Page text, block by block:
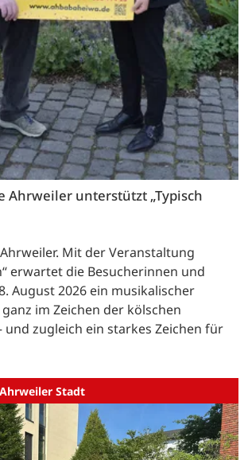
Ahrweiler unterstützt „Typisch
Mit der Veranstaltung
erwartet die Besucherinnen und
August 2026 ein musikalischer
im Zeichen der kölschen
und zugleich ein starkes Zeichen für
Stadt